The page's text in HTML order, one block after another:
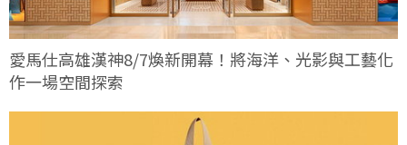
愛馬仕高雄漢神8/7煥新開幕！將海洋、光影與工藝化
作一場空間探索